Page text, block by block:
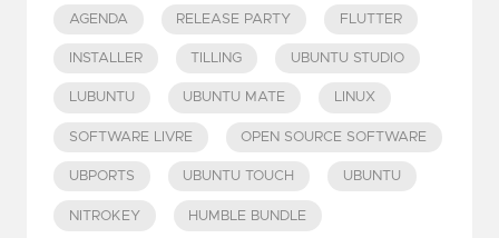
AGENDA RELEASE PARTY FLUTTER
INSTALLER TILLING UBUNTU STUDIO
LUBUNTU UBUNTU MATE LINUX
SOFTWARE LIVRE OPEN SOURCE SOFTWARE
UBPORTS UBUNTU TOUCH UBUNTU
NITROKEY HUMBLE BUNDLE